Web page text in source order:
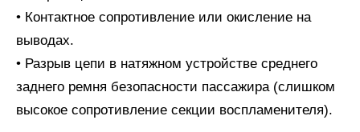
• Контактное сопротивление или окисление на
выводах.
• Разрыв цепи в натяжном устройстве среднего
заднего ремня безопасности пассажира (слишком
высокое сопротивление секции воспламенителя).